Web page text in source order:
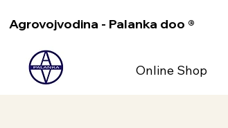
Agrovojvodina - Palanka doo ®
Online Shop